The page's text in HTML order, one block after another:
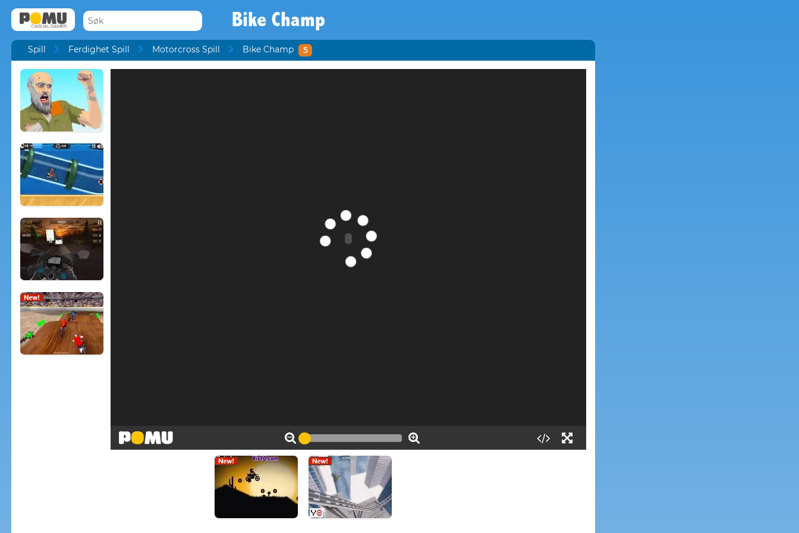
Bike Champ
Spill Ferdighet Spill Motorcross Spill Bike Champ 5